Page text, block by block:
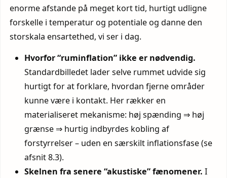
enorme afstande på meget kort tid, hurtigt udligne
forskelle i temperatur og potentiale og danne den
storskala ensartethed, vi ser i dag.
Hvorfor “ruminflation” ikke er nødvendig.
Standardbilledet lader selve rummet udvide sig
hurtigt for at forklare, hvordan fjerne områder
kunne være i kontakt. Her rækker en
materialiseret mekanisme: høj spænding ⇒ høj
grænse ⇒ hurtig indbyrdes kobling af
forstyrrelser – uden en særskilt inflationsfase (se
afsnit 8.3).
Skelnen fra senere “akustiske” fænomener. I